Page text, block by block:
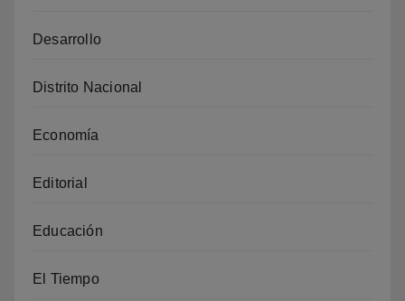
Desarrollo
Distrito Nacional
Economía
Editorial
Educación
El Tiempo